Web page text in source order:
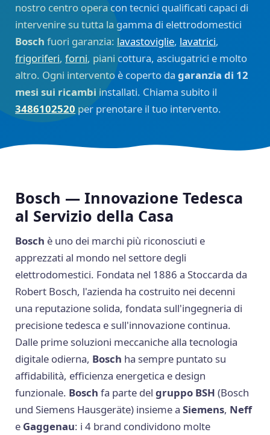
nostro centro opera con tecnici qualificati capaci di
intervenire su tutta la gamma di elettrodomestici
Bosch fuori garanzia: lavastoviglie, lavatrici,
frigoriferi,forni, piani cottura, asciugatrici e molto
altro. Ogni intervento è coperto dagaranzia di 12
mesi sui ricambi installati. Chiama subito il
3486102520 per prenotare il tuo intervento.
Bosch — Innovazione Tedesca
al Servizio della Casa
Bosch è uno dei marchi più riconosciuti e
apprezzati al mondo nel settore degli
elettrodomestici. Fondata nel 1886 a Stoccarda da
Robert Bosch, l'azienda ha costruito nei decenni
una reputazione solida, fondata sull'ingegneria di
precisione tedesca e sull'innovazione continua.
Dalle prime soluzioni meccaniche alla tecnologia
digitale odierna, Bosch ha sempre puntato su
affidabilità, efficienza energetica e design
funzionale. Bosch fa parte delgruppo BSH (Bosch
und Siemens Hausgeräte) insieme aSiemens, Neff
e Gaggenau: i 4 brand condividono molte